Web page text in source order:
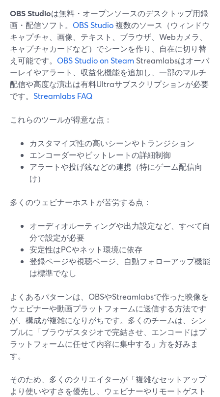
OBS Studioは無料・オープンソースのデスクトップ用録
画・配信ソフト。 OBS Studio複数のソース（ウィンドウ
キャプチャ、画像、テキスト、ブラウザ、Webカメラ、
キャプチャカードなど）でシーンを作り、自在に切り替
え可能です。 OBS Studio on Steam Streamlabsはオーバ
ーレイやアラート、収益化機能を追加し、一部のマルチ
配信や高度な演出は有料Ultraサブスクリプションが必要
です。 Streamlabs FAQ
これらのツールが得意な点：
カスタマイズ性の高いシーンやトランジション
エンコーダーやビットレートの詳細制御
アラートや投げ銭などの連携（特にゲーム配信向
け）
多くのウェビナーホストが苦労する点：
オーディオルーティングや出力設定など、すべて自
分で設定が必要
安定性はPCやネット環境に依存
登録ページや視聴ページ、自動フォローアップ機能
は標準でなし
よくあるパターンは、OBSやStreamlabsで作った映像を
ウェビナーや動画プラットフォームに送信する方法です
が、構成が複雑になりがちです。多くのチームは、シン
プルに「ブラウザスタジオで完結させ、エンコードはプ
ラットフォームに任せて内容に集中する」方を好みま
す。
そのため、多くのクリエイターが「複雑なセットアップ
より使いやすさを優先し、ウェビナーやリモートゲスト